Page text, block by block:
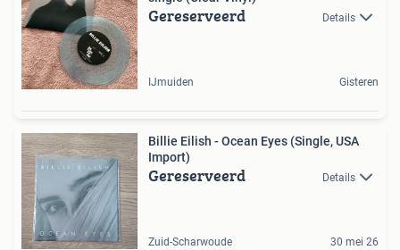
Gereserveerd Details
IJmuiden Gisteren
Billie Eilish - Ocean Eyes (Single, USA
Import)
Gereserveerd Details
Zuid-Scharwoude 30 mei 26